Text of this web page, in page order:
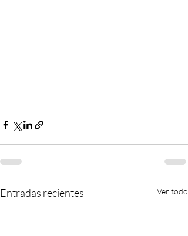
Entradas recientes Ver todo